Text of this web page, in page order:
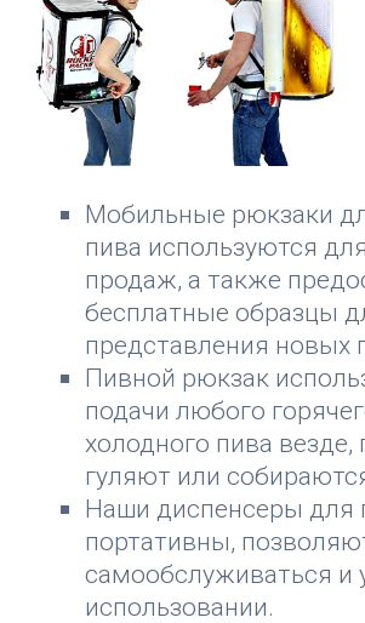
Мобильные рюкзаки
пива используются
продаж, а также
бесплатные образцы
представления новых
Пивной рюкзак
подачи любого
холодного пива везде,
гуляют или
Наши диспенсеры для
портативны,
самообслуживаться и
использовании.